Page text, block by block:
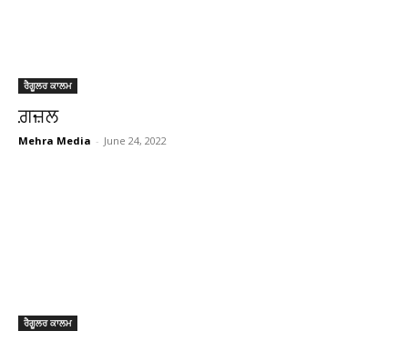
ਰੈਗੂਲਰ ਕਾਲਮ
ਗ਼ਜ਼ਲ
Mehra Media - June 24, 2022
ਰੈਗੂਲਰ ਕਾਲਮ